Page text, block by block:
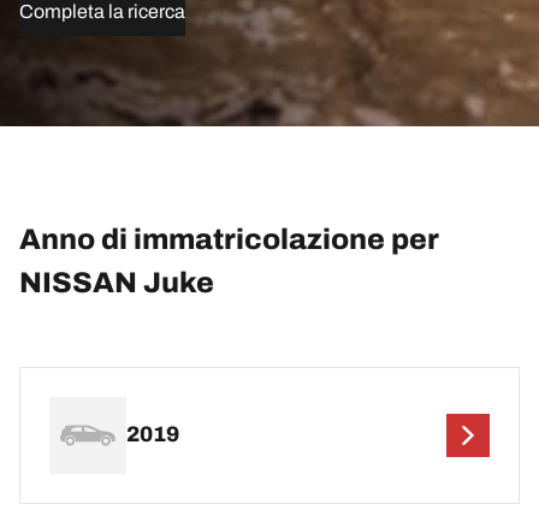
Completa la ricerca
Anno di immatricolazione per
NISSAN Juke
2019